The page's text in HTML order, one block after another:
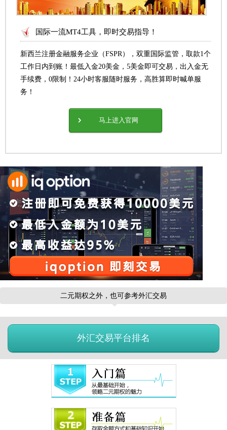
国际一流MT4工具，即时交易指导！
新西兰注册金融服务企业（FSPR），双重国际监管，取款1个
工作日内到账！最低入金20美金，5美金即可交易，出入金无
手续费，0限制！24小时客服随时服务，高胜算即时喊单服
务！
马上进入官网
二元期权之外，也可参考外汇交易
外汇交易平台排名